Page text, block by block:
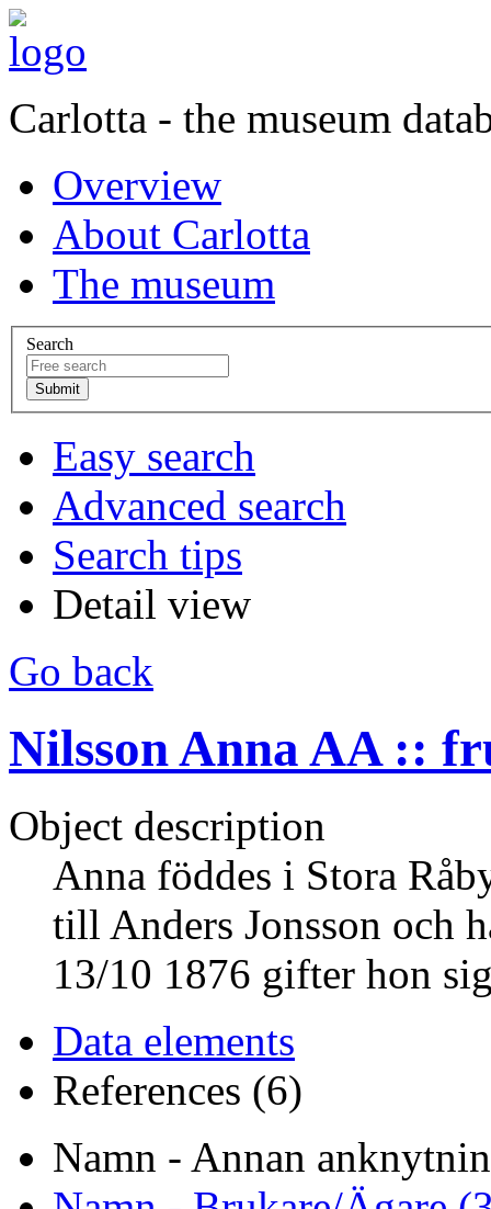
Carlotta - the museum
Overview
About Carlotta
The museum
Search
Easy search
Advanced search
Search tips
Detail view
Go back
Nilsson Anna AA ::
Object description
Anna föddes i Stora
till Anders Jonsson och
13/10 1876 gifter hon
Data elements
References (6)
Namn - Annan